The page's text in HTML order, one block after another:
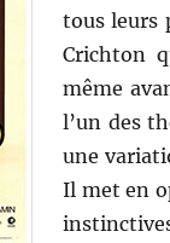
tous leurs
Crichton
même
l’un des
une
Il met en